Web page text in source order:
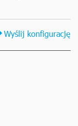
Wyślij konfigurację